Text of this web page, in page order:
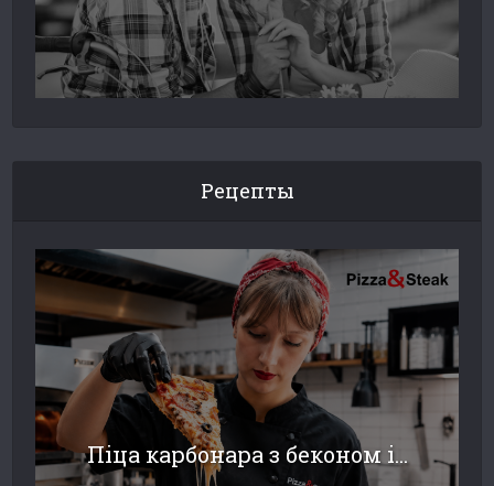
Рецепты
Піца карбонара з беконом і...